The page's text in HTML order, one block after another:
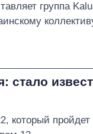
группа
стало
который